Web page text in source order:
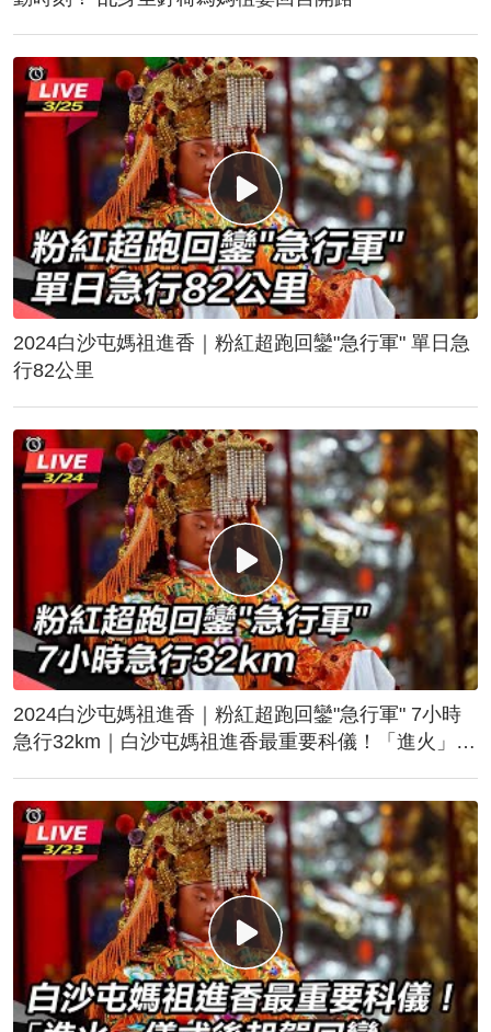
2024白沙屯媽祖進香｜粉紅超跑回鑾"急行軍" 單日急
行82公里
2024白沙屯媽祖進香｜粉紅超跑回鑾"急行軍" 7小時
急行32km｜白沙屯媽祖進香最重要科儀！「進火」儀